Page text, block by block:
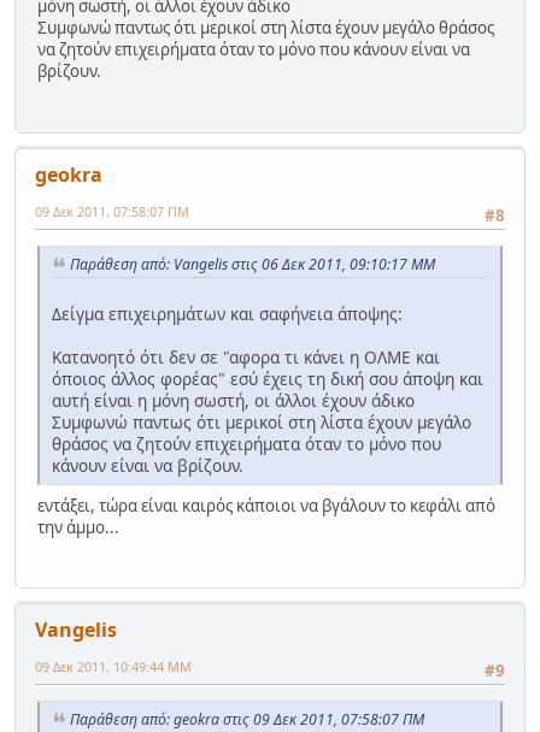
μόνη σωστή, οι άλλοι έχουν άδικο
Συμφωνώ παντως ότι μερικοί στη λίστα έχουν μεγάλο θράσος
να ζητούν επιχειρήματα όταν το μόνο που κάνουν είναι να
βρίζουν.
geokra
#8
09 Δεκ 2011, 07:58:07 ΠΜ
Παράθεση από: Vangelis στις 06 Δεκ 2011, 09:10:17 ΜΜ
Δείγμα επιχειρημάτων και σαφήνεια άποψης:
Κατανοητό ότι δεν σε "αφορα τι κάνει η ΟΛΜΕ και
όποιος άλλος φορέας" εσύ έχεις τη δική σου άποψη και
αυτή είναι η μόνη σωστή, οι άλλοι έχουν άδικο
Συμφωνώ παντως ότι μερικοί στη λίστα έχουν μεγάλο
θράσος να ζητούν επιχειρήματα όταν το μόνο που
κάνουν είναι να βρίζουν.
εντάξει, τώρα είναι καιρός κάποιοι να βγάλουν το κεφάλι από
την άμμο...
Vangelis
#9
09 Δεκ 2011, 10:49:44 ΜΜ
Παράθεση από: geokra στις 09 Δεκ 2011, 07:58:07 ΠΜ